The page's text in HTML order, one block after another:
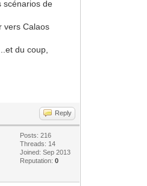
scénarios de
vers Calaos
du coup,
Reply
Posts: 216
Threads: 14
Joined: Sep 2013
Reputation:0